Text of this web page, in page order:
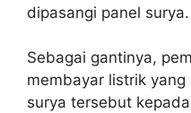
dipasangi panel surya.
Sebagai gantinya,
membayar listrik
surya tersebut